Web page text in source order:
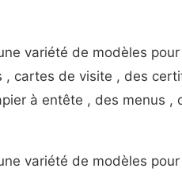
variété de modèles
, cartes de visite , des
à entête , des menus ,
variété de modèles